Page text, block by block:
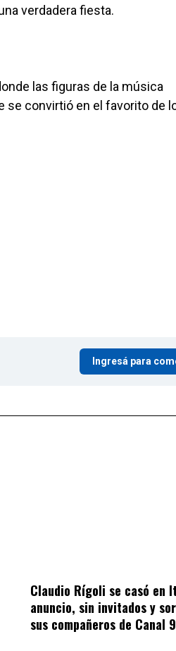
verdadera fiesta.
las figuras de la música
se convirtió en el favorito de
Ingresá para
Claudio Rígoli se casó en
anuncio, sin invitados y
sus compañeros de Canal 9